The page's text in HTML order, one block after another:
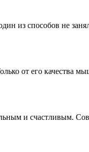
из способов не
от его качества
и счастливым.